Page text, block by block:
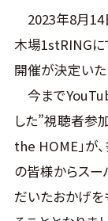
グ・
ノ
ア
公
式
2023年8月14
木場1stRINGに
開催が決定いた
今まで
した”視聴者参
the HOME」が
の皆様からスー
だいたおかげを